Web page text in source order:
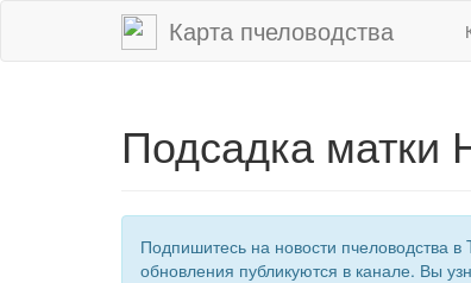
Карта пчеловодства
Подсадка матки
Подпишитесь на новости пчеловодства в
обновления публикуются в канале. Вы